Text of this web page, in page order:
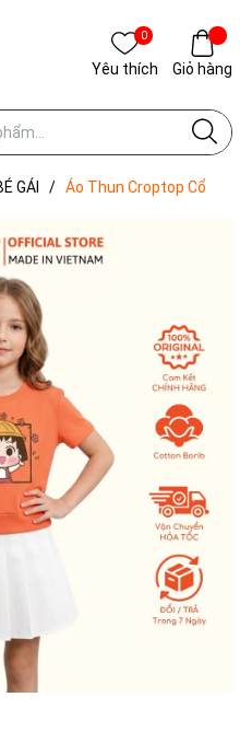
0
Yêu thích Giỏ hàng
GÁI / Áo Thun Croptop Cổ